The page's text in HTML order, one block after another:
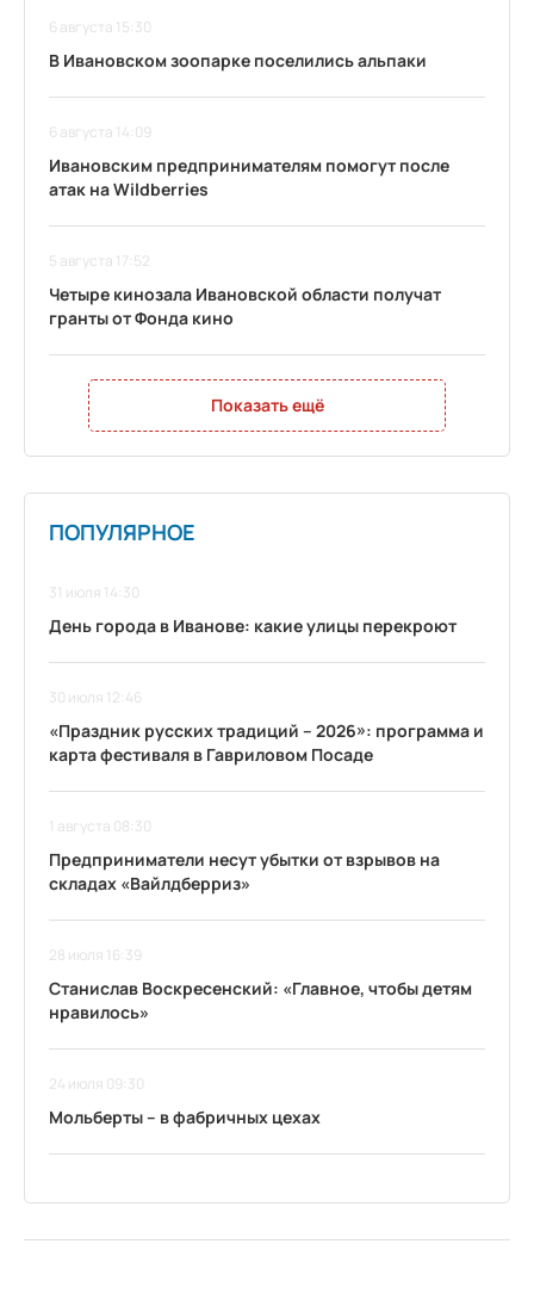
6 августа 15:30
В Ивановском зоопарке поселились альпаки
6 августа 14:09
Ивановским предпринимателям помогут после
атак на Wildberries
5 августа 17:52
Четыре кинозала Ивановской области получат
гранты от Фонда кино
Показать ещё
ПОПУЛЯРНОЕ
31 июля 14:30
День города в Иванове: какие улицы перекроют
30 июля 12:46
«Праздник русских традиций – 2026»: программа и
карта фестиваля в Гавриловом Посаде
1 августа 08:30
Предприниматели несут убытки от взрывов на
складах «Вайлдберриз»
28 июля 16:39
Станислав Воскресенский: «Главное, чтобы детям
нравилось»
24 июля 09:30
Мольберты – в фабричных цехах